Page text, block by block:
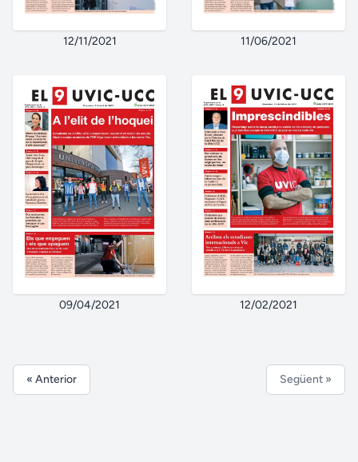
12/11/2021 11/06/2021
09/04/2021 12/02/2021
« Anterior Següent »